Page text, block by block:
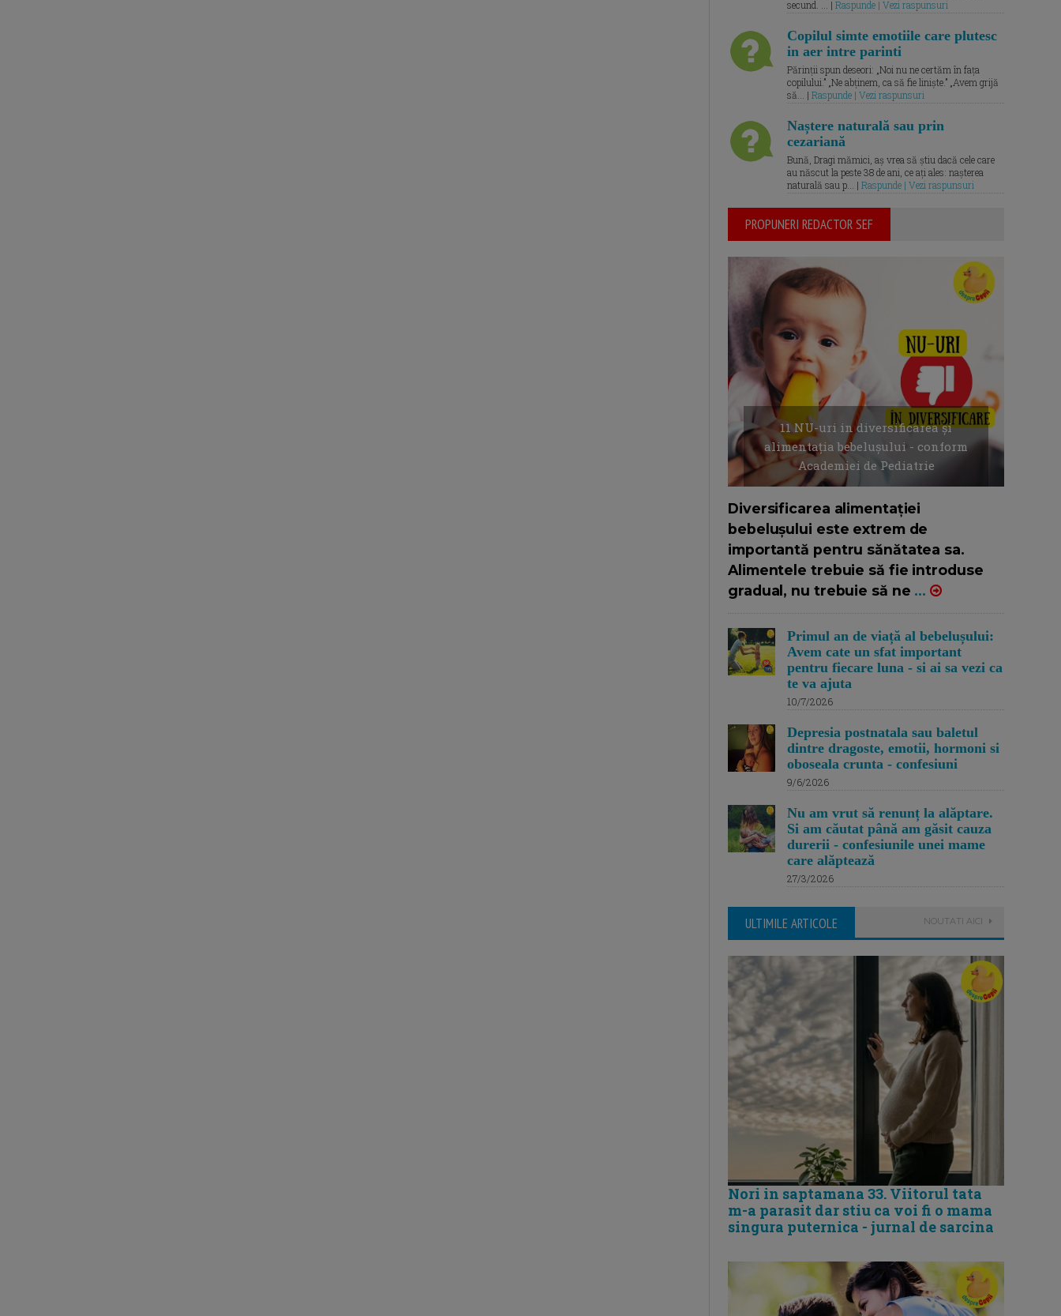
secund. ... | Raspunde | Vezi raspunsuri
Copilul simte emotiile care plutesc
in aer intre parinti
Părinții spun deseori: „Noi nu ne certăm în fața
copilului.” „Ne abținem, ca să fie liniște.” „Avem grijă
să... | Raspunde | Vezi raspunsuri
Naștere naturală sau prin
cezariană
Bună, Dragi mămici, aș vrea să știu dacă cele care
au născut la peste 38 de ani, ce ați ales: nașterea
naturală sau p... | Raspunde | Vezi raspunsuri
PROPUNERI REDACTOR SEF
11 NU-uri in diversificarea și
alimentația bebelușului - conform
Academiei de Pediatrie
Diversificarea alimentației
bebelușului este extrem de
importantă pentru sănătatea sa.
Alimentele trebuie să fie introduse
gradual, nu trebuie să ne ...
Primul an de viață al bebelușului:
Avem cate un sfat important
pentru fiecare luna - si ai sa vezi ca
te va ajuta
10/7/2026
Depresia postnatala sau baletul
dintre dragoste, emotii, hormoni si
oboseala crunta - confesiuni
9/6/2026
Nu am vrut să renunț la alăptare.
Si am căutat până am găsit cauza
durerii - confesiunile unei mame
care alăptează
27/3/2026
ULTIMILE ARTICOLE NOUTATI AICI
Nori in saptamana 33. Viitorul tata
m-a parasit dar stiu ca voi fi o mama
singura puternica - jurnal de sarcina